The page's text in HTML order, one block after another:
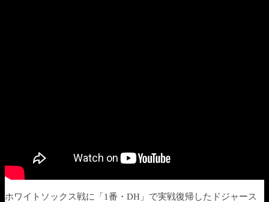
ホワイトソックス戦に「1番・DH」で実戦復帰したドジャース